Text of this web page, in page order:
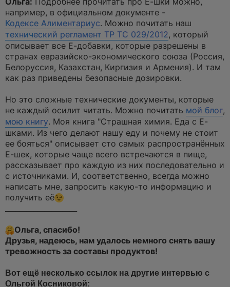
Ольга: Подробнее прочитать про Е-шки можно,
например, в официальном документе -
Кодексе Алиментариус. Можно почитать наш
технический регламент ТР ТС 029/2012, который
описывает все Е-добавки, которые разрешены в
странах евразийско-экономического союза (Россия,
Белоруссия, Казахстан, Киргизия и Армения). И там
как раз приведены безопасные дозировки.
Но это сложные технические документы, которые
не каждый осилит читать. Можно почитать мой блог,
мою книгу. Моя книга "Страшная химия. Еда с Е-
шками. Из чего делают нашу еду и почему не стоит
ее бояться" описывает сто самых распространённых
Е-шек, которые чаще всего встречаются в пище,
рассказывает про каждую из них последовательно и
с источниками. И, соответственно, всегда можно
написать мне, запросить какую-то информацию и
получить её
Ольга, спасибо!
Друзья, надеюсь, нам удалось немного снять вашу
тревожность за составы продуктов!
Вот ещё несколько ссылок на другие интервью с
Ольгой Косниковой: